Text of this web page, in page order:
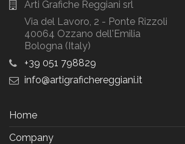
Arti Grafiche Reggiani srl
Via del Lavoro, 2 - Ponte Rizzoli
40064 Ozzano dell'Emilia
Bologna (Italy)
+39 051 798829
info
artigrafichereggiani it
Home
Company